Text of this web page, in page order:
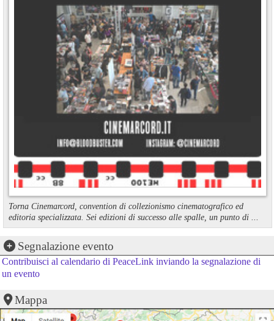
Torna Cinemarcord, convention di collezionismo cinematografico ed
editoria specializzata. Sei edizioni di successo alle spalle, un punto di ...
Segnalazione evento
Contribuisci al calendario di PeaceLink inviando la segnalazione di
un evento
Mappa